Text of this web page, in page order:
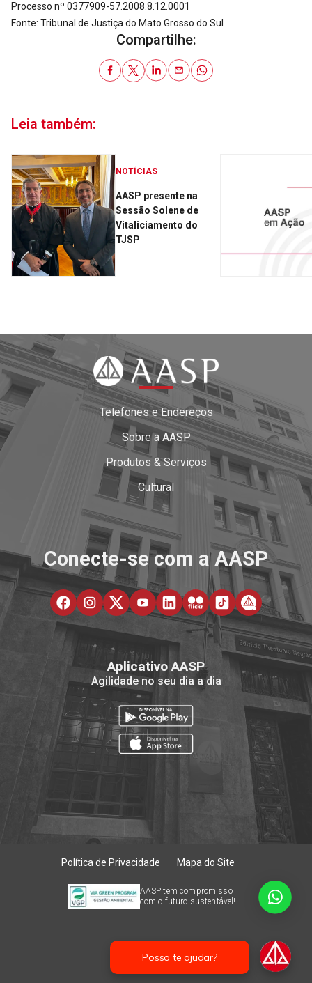
Processo nº 0377909-57.2008.8.12.0001
Fonte: Tribunal de Justiça do Mato Grosso do Sul
Compartilhe:
Leia também:
NOTÍCIAS
AASP presente na
Sessão Solene de
Vitaliciamento do
TJSP
Telefones e Endereços
Sobre a AASP
Produtos & Serviços
Cultural
Conecte-se com a AASP
Aplicativo AASP
Agilidade no seu dia a dia
Política de Privacidade Mapa do Site
AASP tem compromisso
com o futuro sustentável!